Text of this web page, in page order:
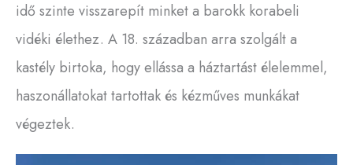
idő szinte visszarepít minket a barokk korabeli
vidéki élethez. A 18. században arra szolgált a
kastély birtoka, hogy ellássa a háztartást élelemmel,
haszonállatokat tartottak és kézműves munkákat
végeztek.